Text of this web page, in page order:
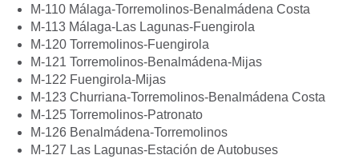
M-110 Málaga-Torremolinos-Benalmádena Costa
M-113 Málaga-Las Lagunas-Fuengirola
M-120 Torremolinos-Fuengirola
M-121 Torremolinos-Benalmádena-Mijas
M-122 Fuengirola-Mijas
M-123 Churriana-Torremolinos-Benalmádena Costa
M-125 Torremolinos-Patronato
M-126 Benalmádena-Torremolinos
M-127 Las Lagunas-Estación de Autobuses